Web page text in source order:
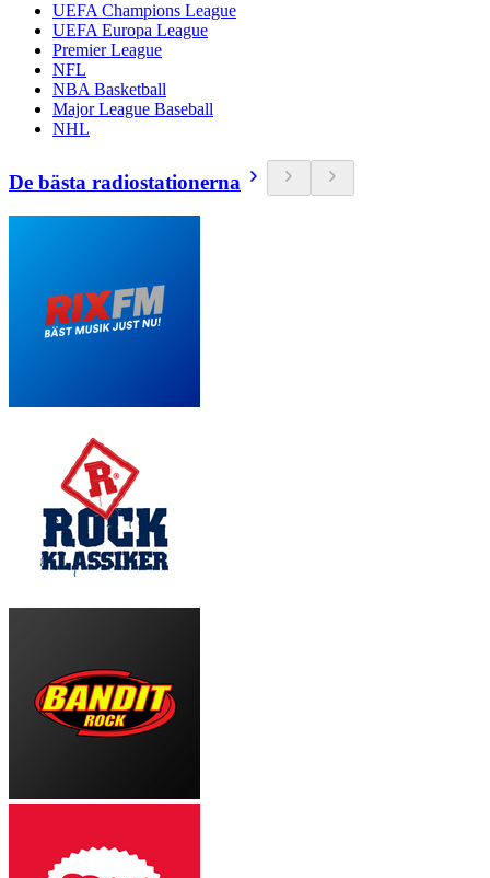
UEFA Champions League
UEFA Europa League
Premier League
NFL
NBA Basketball
Major League Baseball
NHL
De bästa radiostationerna